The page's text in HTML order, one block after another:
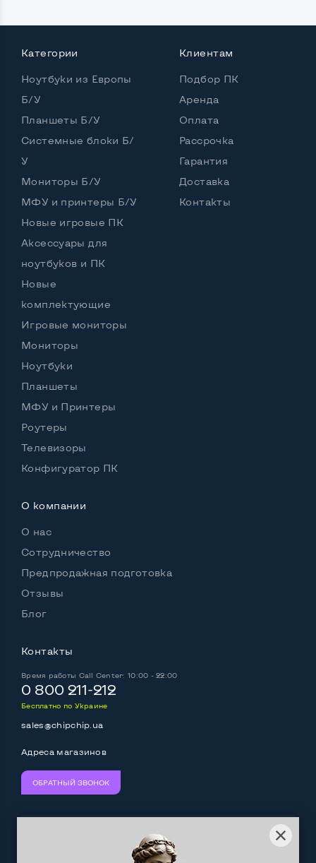
Категории
Ноутбуки из Европы
Б/У
Планшеты Б/У
Системные блоки Б/
У
Мониторы Б/У
МФУ и принтеры Б/У
Новые игровые ПК
Аксессуары для
ноутбуков и ПК
Новые
комплектующие
Игровые мониторы
Мониторы
Ноутбуки
Планшеты
МФУ и Принтеры
Роутеры
Телевизоры
Конфигуратор ПК
Клиентам
Подбор ПК
Аренда
Оплата
Рассрочка
Гарантия
Доставка
Контакты
О компании
О нас
Сотрудничество
Предпродажная подготовка
Отзывы
Блог
Контакты
Время работы Call Center: 10:00 - 22:00
0 800 211-212
Бесплатно по Украине
sales@chipchip.ua
Адреса магазинов
ОБРАТНЫЙ ЗВОНОК
Следите за нами: